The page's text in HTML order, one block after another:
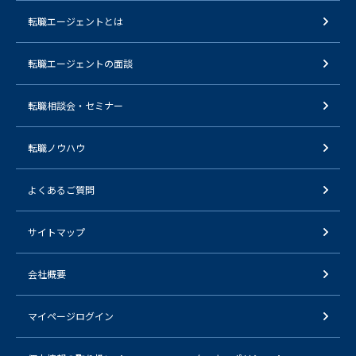
転職エージェントとは
転職エージェントの面談
転職相談会・セミナー
転職ノウハウ
よくあるご質問
サイトマップ
会社概要
マイページログイン